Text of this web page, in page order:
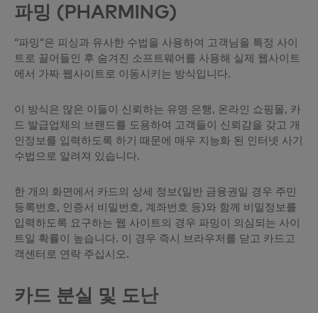
파밍 (PHARMING)
“파밍”은 피싱과 유사한 수법을 사용하여 고객님을 특정 사이
트로 끌어들인 후 숨겨진 소프트웨어를 사용해 실제 웹사이트
에서 가짜 웹사이트로 이동시키는 방식입니다.
이 방식은 많은 이들이 신뢰하는 유명 은행, 온라인 쇼핑몰, 카
드 발급업체의 브랜드를 도용하여 고객들이 신뢰감을 갖고 개
인정보를 입력하도록 하기 때문에 매우 지능화 된 인터넷 사기
수법으로 알려져 있습니다.
한 개의 화면에서 카드의 상세 정보(일반 금융권일 경우 주민
등록번호, 인증서 비밀번호, 계좌번호 등)와 함께 비밀정보를
입력하도록 요구하는 웹 사이트의 경우 파밍이 의심되는 사이
트일 확률이 높습니다. 이 경우 즉시 브라우저를 닫고 카드고
객센터로 연락 주십시오.
카드 분실 및 도난